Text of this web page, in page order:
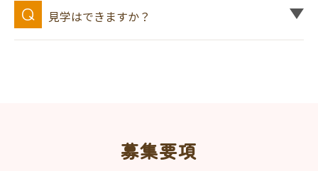
見学はできますか？
募集要項